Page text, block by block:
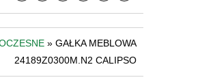
» GAŁKA MEBLOWA
24189Z0300M.N2 CALIPSO